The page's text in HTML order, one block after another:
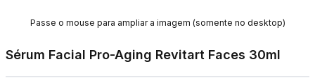
Passe o mouse para ampliar a imagem (somente no desktop)
Sérum Facial Pro-Aging Revitart Faces 30ml